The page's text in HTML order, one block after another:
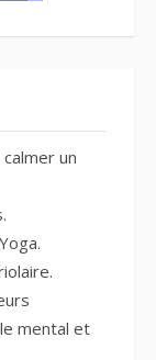
un
mental et